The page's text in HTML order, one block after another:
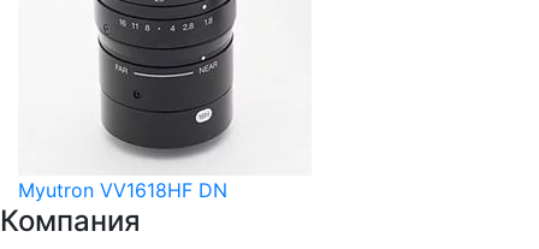
Myutron VV1618HF DN
Компания